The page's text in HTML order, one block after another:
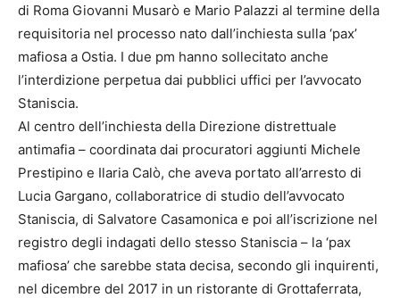
di Roma Giovanni Musarò e Mario Palazzi al termine della
requisitoria nel processo nato dall’inchiesta sulla ‘pax’
mafiosa a Ostia. I due pm hanno sollecitato anche
l’interdizione perpetua dai pubblici uffici per l’avvocato
Staniscia.
Al centro dell’inchiesta della Direzione distrettuale
antimafia – coordinata dai procuratori aggiunti Michele
Prestipino e Ilaria Calò, che aveva portato all’arresto di
Lucia Gargano, collaboratrice di studio dell’avvocato
Staniscia, di Salvatore Casamonica e poi all’iscrizione nel
registro degli indagati dello stesso Staniscia – la ‘pax
mafiosa’ che sarebbe stata decisa, secondo gli inquirenti,
nel dicembre del 2017 in un ristorante di Grottaferrata,